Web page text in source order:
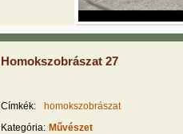
Homokszobrászat 27
Címkék:
homokszobrászat
Kategória: Művészet